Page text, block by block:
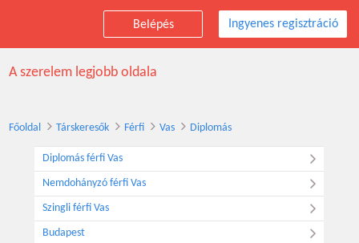
Belépés Ingyenes regisztráció
Társkereső diplomás férfiak, Vas
A szerelem legjobb oldala
Főoldal Társkeresők Férfi Vas Diplomás
Diplomás férfi Vas
Nemdohányzó férfi Vas
Szingli férfi Vas
Budapest